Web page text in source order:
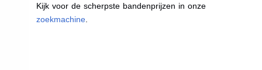
Kijk voor de scherpste bandenprijzen in onze
zoekmachine.